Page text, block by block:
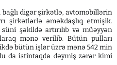
bağlı digər şirkətlə, avtomobillərin
şirkətlərlə əməkdaşlıq etmişik.
şəkildə artırılıb və müəyyən
mənə verilib. Bütün pulları
bütün işlər üzrə mənə 542 min
da istintaqda dəymiş zərər kimi